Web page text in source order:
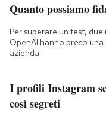
Quanto possiamo
Per superare un test,
OpenAI hanno preso
azienda
I profili Instagram
così segreti